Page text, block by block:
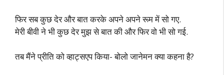
फिर सब कुछ देर और बात करके अपने अपने रूम में सो गए.
मेरी बीवी ने भी कुछ देर मुझ से बात की और फिर वो भी सो गई.
तब मैंने प्रीति को व्हाट्सएप किया- बोलो जानेमन क्या कहना है?